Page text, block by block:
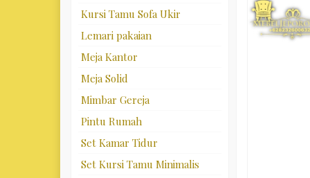
Kursi Tamu Sofa Ukir
Lemari pakaian
Meja Kantor
Meja Solid
Mimbar Gereja
Pintu Rumah
Set Kamar Tidur
Set Kursi Tamu Minimalis